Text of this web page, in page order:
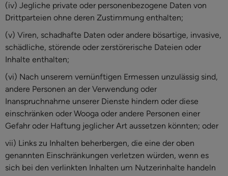
(iv) Jegliche private oder personenbezogene Daten von
Drittparteien ohne deren Zustimmung enthalten;
(v) Viren, schadhafte Daten oder andere bösartige, invasive,
schädliche, störende oder zerstörerische Dateien oder
Inhalte enthalten;
(vi) Nach unserem vernünftigen Ermessen unzulässig sind,
andere Personen an der Verwendung oder
Inanspruchnahme unserer Dienste hindern oder diese
einschränken oder Wooga oder andere Personen einer
Gefahr oder Haftung jeglicher Art aussetzen könnten; oder
vii) Links zu Inhalten beherbergen, die eine der oben
genannten Einschränkungen verletzen würden, wenn es
sich bei den verlinkten Inhalten um Nutzerinhalte handeln